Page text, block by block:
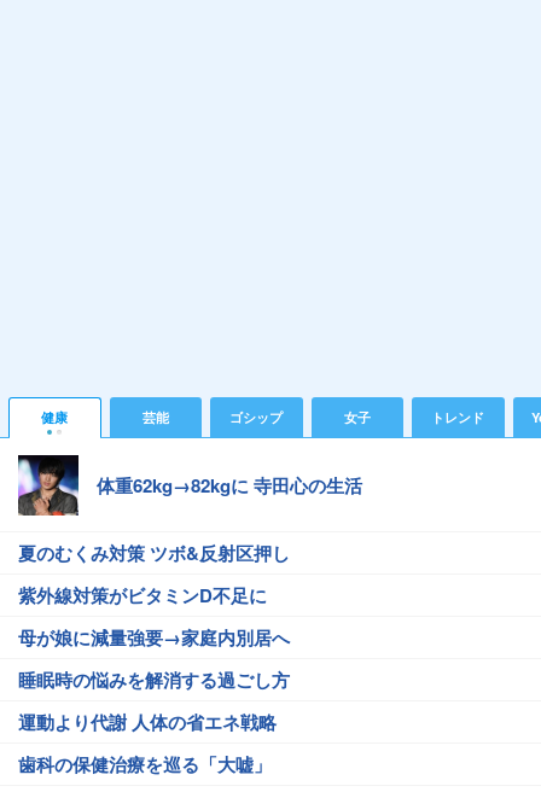
健康 芸能 ゴシップ 女子 トレンド
体重62kg→82kgに 寺田心の生活
夏のむくみ対策 ツボ&反射区押し
紫外線対策がビタミンD不足に
母が娘に減量強要→家庭内別居へ
睡眠時の悩みを解消する過ごし方
運動より代謝 人体の省エネ戦略
歯科の保健治療を巡る「大嘘」